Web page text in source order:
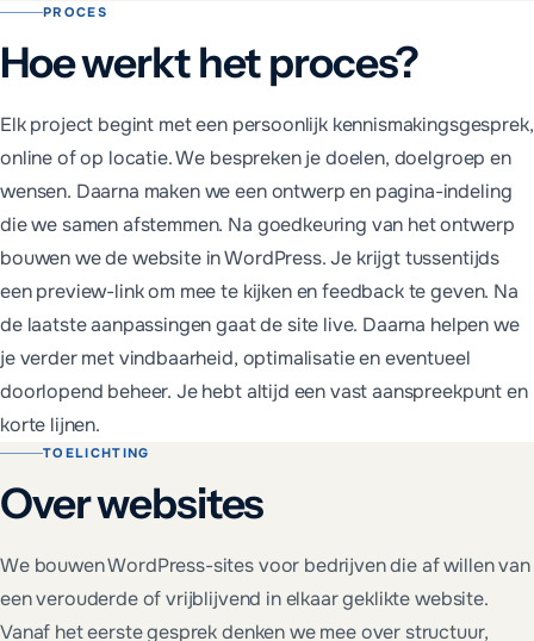
PROCES
Hoe werkt het proces?
Elk project begint met een persoonlijk kennismakingsgesprek,
online of op locatie. We bespreken je doelen, doelgroep en
wensen. Daarna maken we een ontwerp en pagina-indeling
die we samen afstemmen. Na goedkeuring van het ontwerp
bouwen we de website in WordPress. Je krijgt tussentijds
een preview-link om mee te kijken en feedback te geven. Na
de laatste aanpassingen gaat de site live. Daarna helpen we
je verder met vindbaarheid, optimalisatie en eventueel
doorlopend beheer. Je hebt altijd een vast aanspreekpunt en
korte lijnen.
TOELICHTING
Overwebsites
We bouwen WordPress-sites voor bedrijven die af willen van
een verouderde of vrijblijvend in elkaar geklikte website.
Vanaf het eerste gesprek denken we mee over structuur,